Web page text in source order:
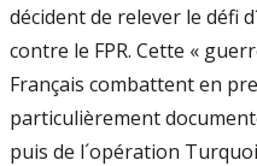
décident de relever le défi
contre le FPR. Cette «
Français combattent en
particulièrement
puis de l´opération